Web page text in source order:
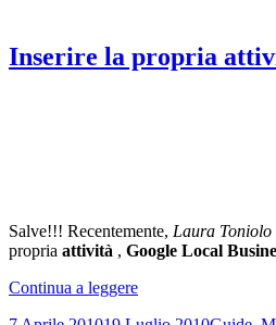
Inserire la propria
Salve!!! Recentemente, Laura Toniolo
propria attività , Google Local
Continua a leggereInserire